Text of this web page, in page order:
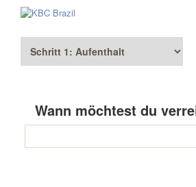
Wann möchtest du